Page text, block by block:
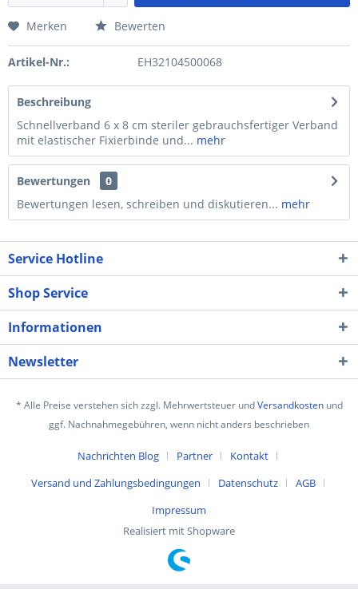
Merken Bewerten
Artikel-Nr.: EH32104500068
Beschreibung
Schnellverband 6 x 8 cm steriler gebrauchsfertiger Verband
mit elastischer Fixierbinde und... mehr
Bewertungen
0
Bewertungen lesen, schreiben und diskutieren... mehr
Service Hotline
Shop Service
Informationen
Newsletter
* Alle Preise verstehen sich zzgl. Mehrwertsteuer undVersandkostenund
ggf. Nachnahmegebühren, wenn nicht anders beschrieben
Nachrichten Blog Partner
Kontakt
Versand und Zahlungsbedingungen
Datenschutz
AGB
Impressum
Realisiert mit Shopware